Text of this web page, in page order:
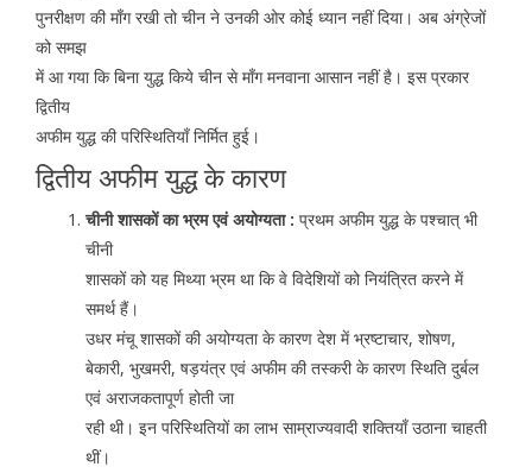
पुनरीक्षण की माँग रखी तो चीन ने उनकी ओर कोई ध्यान नहीं दिया। अब अंग्रेजों
को समझ
में आ गया कि बिना युद्ध किये चीन से माँग मनवाना आसान नहीं है। इस प्रकार
द्वितीय
अफीम युद्ध की परिस्थितियाँ निर्मित हुई।
द्वितीय अफीम युद्ध के कारण
चीनी शासकों का भ्रम एवं अयोग्यता : प्रथम अफीम युद्ध के पश्चात् भी
चीनी
शासकों को यह मिथ्या भ्रम था कि वे विदेशियों को नियंत्रित करने में
समर्थ हैं।
उधर मंचू शासकों की अयोग्यता के कारण देश में भ्रष्टाचार, शोषण,
बेकारी, भुखमरी, षड़यंत्र एवं अफीम की तस्करी के कारण स्थिति दुर्बल
एवं अराजकतापूर्ण होती जा
रही थी। इन परिस्थितियों का लाभ साम्राज्यवादी शक्तियाँ उठाना चाहती
थीं।